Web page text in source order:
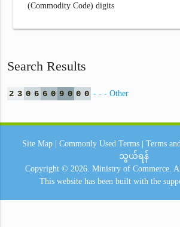
(Commodity Code) digits
Search Results
2 3 0 6 6 0 9 0 0 0 - - - Other
Site Map Commonly Used Terms Terms
သွယ်ရန်
Copyright © 2026. Ministry of Commerce.
This website has been built with the